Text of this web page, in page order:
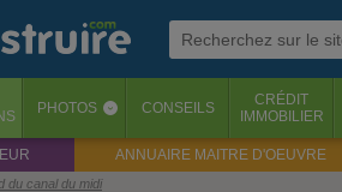
PHOTOS ‹ CONSEILS
CRÉDIT
IMMOBILIER
ANNUAIRE MAITRE D'OEUVRE
du canal du midi